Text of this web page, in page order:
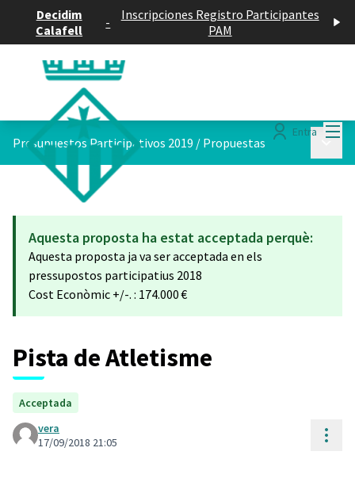
Decidim
Calafell
-
Inscripciones Registro Participantes
PAM
Entra
Presupuestos Participativos 2019 / Propuestas
Aquesta proposta ha estat acceptada perquè:
Aquesta proposta ja va ser acceptada en els
pressupostos participatius 2018
Cost Econòmic +/-. : 174.000 €
Pista de Atletisme
Acceptada
vera
17/09/2018 21:05